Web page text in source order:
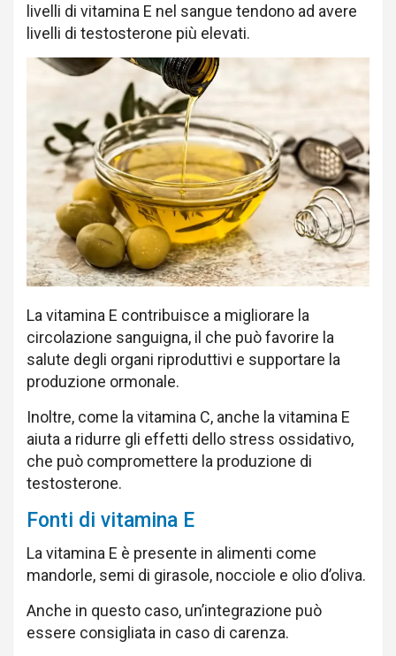
livelli di vitamina E nel sangue tendono ad avere
livelli di testosterone più elevati.
La vitamina E contribuisce a migliorare la
circolazione sanguigna, il che può favorire la
salute degli organi riproduttivi e supportare la
produzione ormonale.
Inoltre, come la vitamina C, anche la vitamina E
aiuta a ridurre gli effetti dello stress ossidativo,
che può compromettere la produzione di
testosterone.
Fonti di vitamina E
La vitamina E è presente in alimenti come
mandorle, semi di girasole, nocciole e olio d’oliva.
Anche in questo caso, un’integrazione può
essere consigliata in caso di carenza.